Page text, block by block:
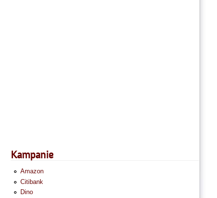
Kampanie
Amazon
Citibank
Dino